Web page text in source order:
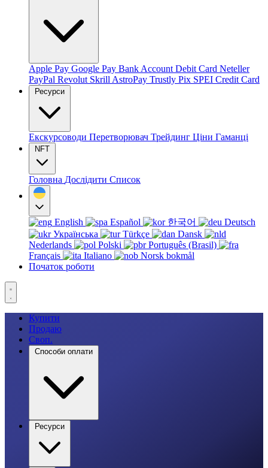
Apple Pay Google Pay Bank Account Debit Card Neteller
PayPal Revolut Skrill AstroPay Trustly Pix SPEI Credit Card
Ресурси
Екскурсоводи Перетворювач Трейдинг Ціни Гаманці
NFT
Головна Дослідити Список
English Español 한국어
Deutsch
Українська
Türkçe
Dansk
Nederlands
Polski
Português (Brasil)
Français
Italiano
Norsk bokmål
Початок роботи
Купити
Продаю
Своп.
Способи оплати
Ресурси